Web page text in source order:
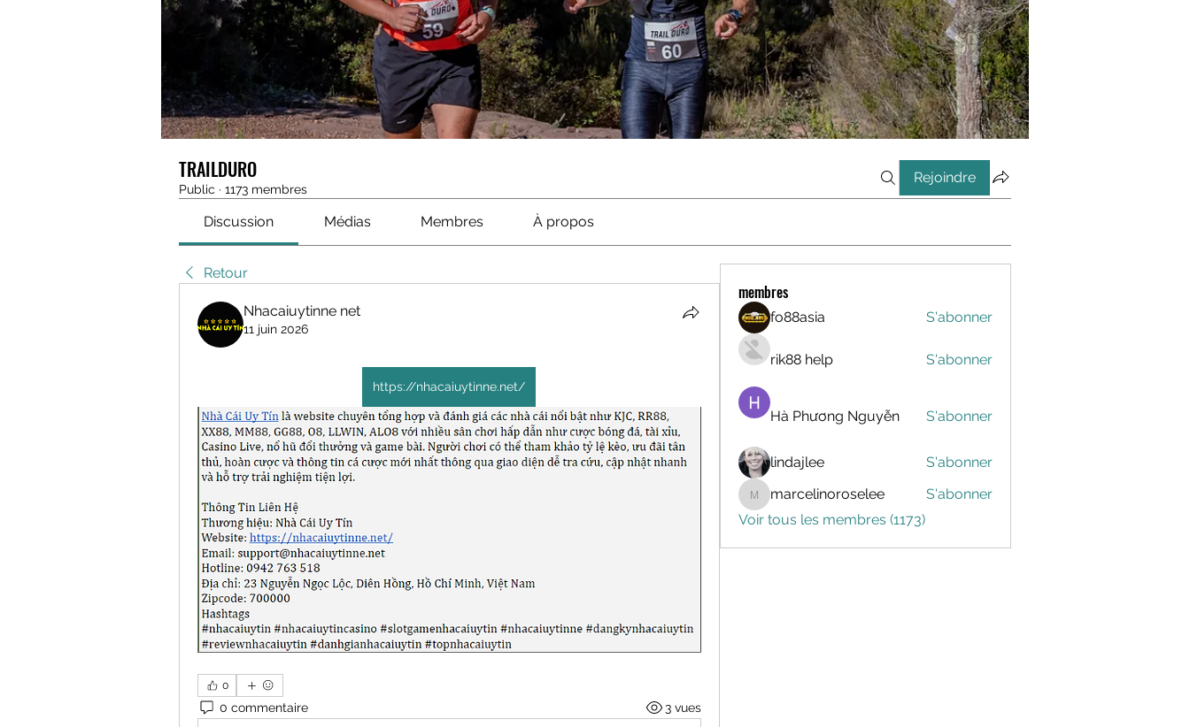
TRAILDURO
Public · 1173 membres
Rejoindre
Discussion Médias Membres À propos
Retour
Nhacaiuytinne net
11 juin 2026
https://nhacaiuytinne.net/
0
0 commentaire 3 vues
membres
fo88asia S'abonner
rik88 help S'abonner
Hà Phương Nguyễn S'abonner
lindajlee S'abonner
marcelinoroselee
marcelinoroselee
S'abonner
Voir tous les membres (1173)